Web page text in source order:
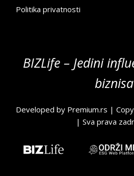
Politika privatnosti
BIZLife – Jedini
biznisa
Developed by Premium.rs |
| Sva prava